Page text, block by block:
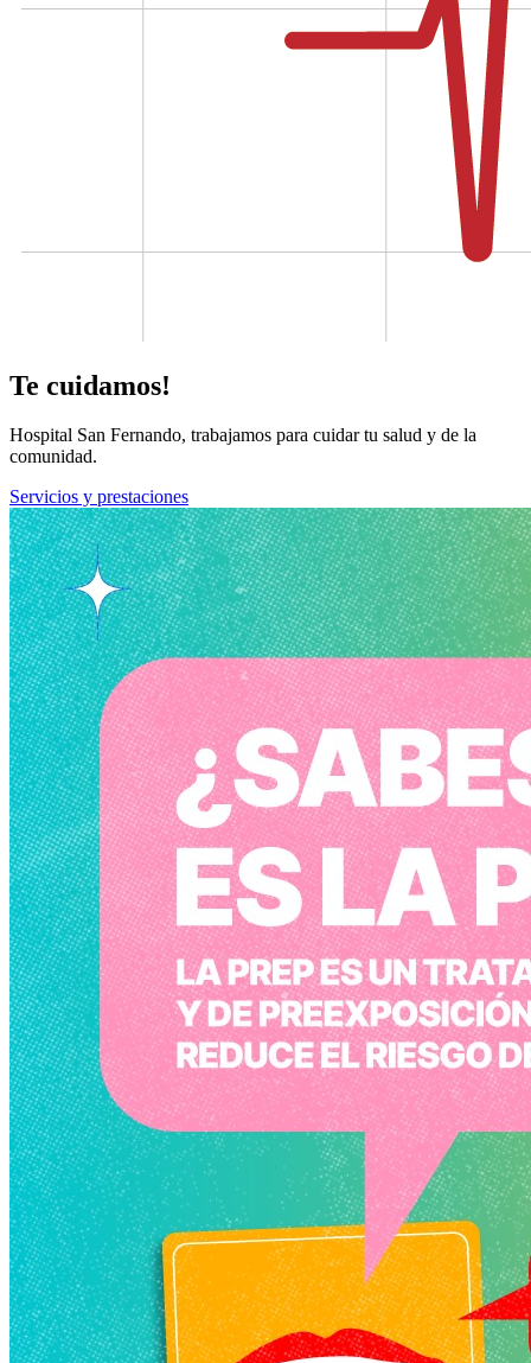
Te cuidamos!
Hospital San Fernando, trabajamos para cuidar tu salud y de la
comunidad.
Servicios y prestaciones